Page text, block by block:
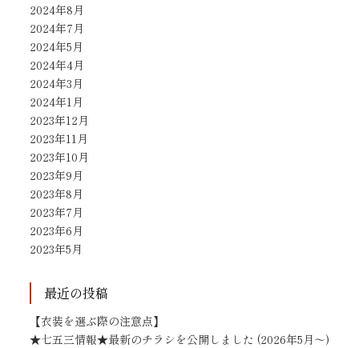
2024年8月
2024年7月
2024年5月
2024年4月
2024年3月
2024年1月
2023年12月
2023年11月
2023年10月
2023年9月
2023年8月
2023年7月
2023年6月
2023年5月
最近の投稿
【衣装を選ぶ際の注意点】
★七五三情報★最新のチラシを公開しました (2026年5月～)